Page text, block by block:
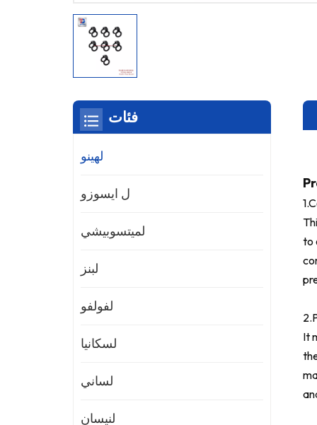
to
2.
It
فئات
لهينو
ل ايسوزو
لميتسوبيشي
لبنز
لفولفو
لسكانيا
لساني
لنيسان